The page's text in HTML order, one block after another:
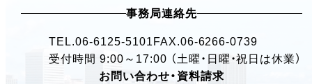
事務局連絡先
TEL.06-6125-5101 FAX.06-6266-0739
受付時間 9:00～17:00 （土曜・日曜・祝日は休業）
お問い合わせ・資料請求